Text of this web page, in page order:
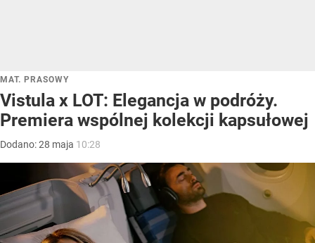
MAT. PRASOWY
Vistula x LOT: Elegancja w podróży.
Premiera wspólnej kolekcji kapsułowej
Dodano:28 maja 10:28